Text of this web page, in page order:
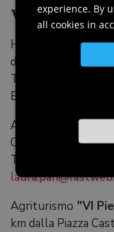
Where to
Hotel "In Sylvis" •
dalla Piazza Castello)
Tel.+39 0434
Email:
Agriturismo
"La
Concordia 47•(250
Tel.+39 335
Agriturismo "VI
km dalla Piazza
experience. By
all cookies in